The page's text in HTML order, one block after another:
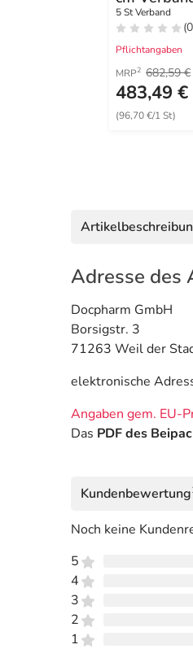
5 St Verband
Pflichtangaben
MRP2 682,59 €
483,49 €
(96,70 €/1 St)
Adresse des
Docpharm GmbH
Borsigstr. 3
71263 Weil der
elektronische
Angaben gem. EU-
Das PDF des
Kundenbewertung
Noch keine
5
4
3
2
1